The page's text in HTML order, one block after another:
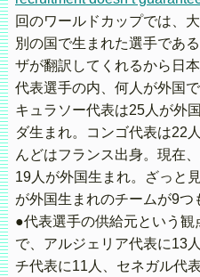
回のワールドカップでは、
別の国で生まれた選手であ
ザが翻訳してくれるから日
代表選手の内、何人が外国
キュラソー代表は25人が外
ダ生まれ。コンゴ代表は22
んどはフランス出身。現在
19人が外国生まれ。ざっと
が外国生まれのチームが9つ
●代表選手の供給元という
で、アルジェリア代表に13
チ代表に11人、セネガル代